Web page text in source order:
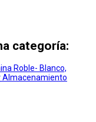
categoría: